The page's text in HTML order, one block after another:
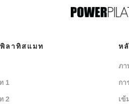
ลาทิสแมท
1
2
ห
ภา
กา
เข้